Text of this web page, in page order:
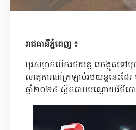
រាជធានីភ្នំពេញ ៖
បុរសម្នាក់បើករថយន្ត រេចង្កូតទៅ
ហេតុការណ៍ក្រឡាប់រថយន្តនេះដែ
ឆ្នាំ២០២៤ ស្ថិតតាមបណ្ដោយវិថីកោ